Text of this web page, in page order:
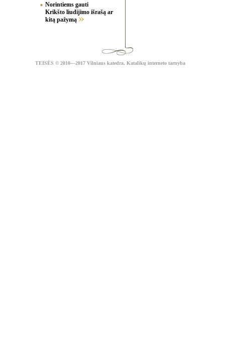
Norintiems gauti
Krikšto liudijimo išrašą ar
kitą pažymą
TEISĖS © 2010—2017 Vilniaus katedra, Katalikų interneto tarnyba